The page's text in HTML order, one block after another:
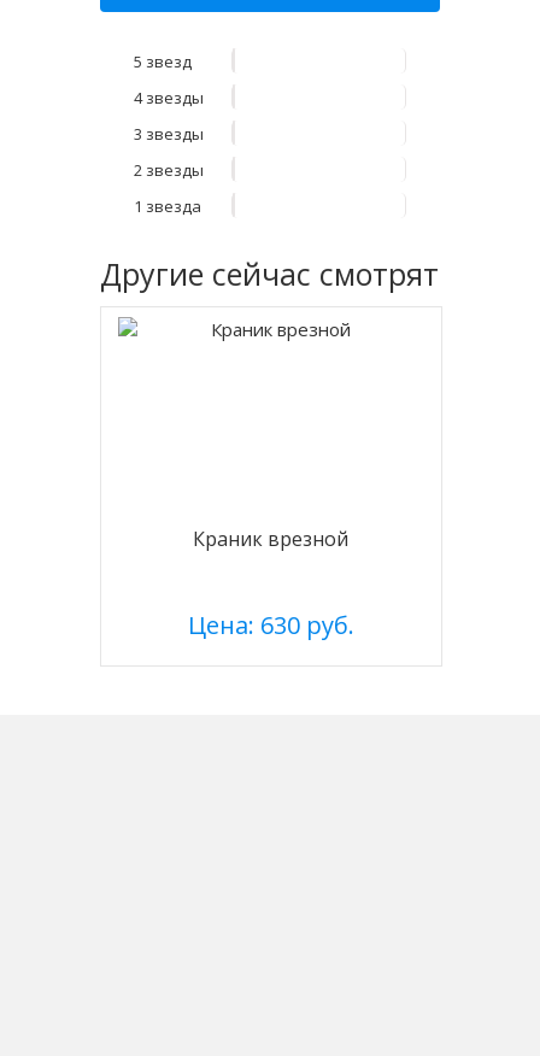
5 звезд
4 звезды
3 звезды
2 звезды
1 звезда
Другие сейчас смотрят
Краник врезной
Цена: 630 руб.